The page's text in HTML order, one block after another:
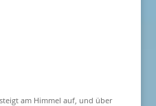
am Himmel auf, und über